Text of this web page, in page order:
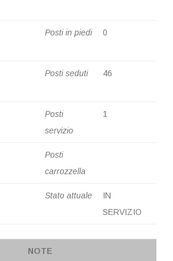
Posti in piedi 0
Posti seduti 46
Posti
servizio
1
Posti
carrozzella
Stato attuale
IN
SERVIZIO
NOTE